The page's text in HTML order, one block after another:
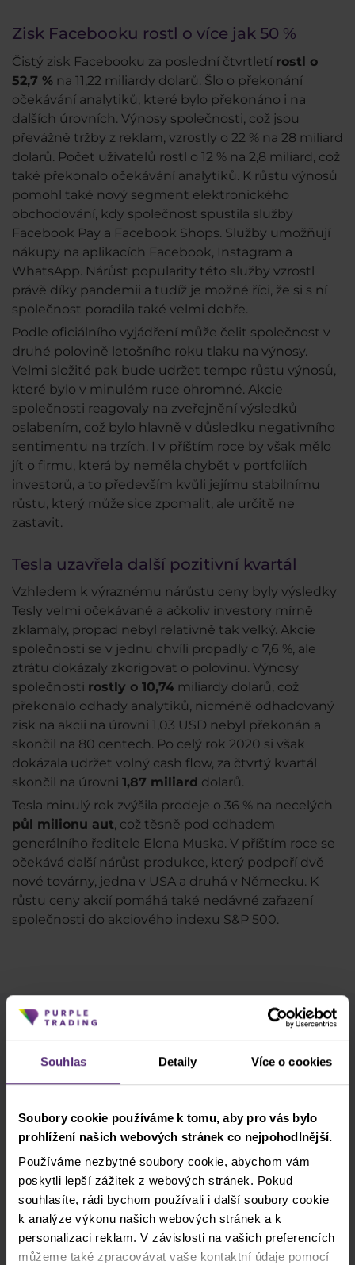
Souhlas Detaily Více o cookies
Soubory cookie používáme k tomu, aby pro vás bylo
prohlížení našich webových stránek co nejpohodlnější.
Používáme nezbytné soubory cookie, abychom vám
poskytli lepší zážitek z webových stránek. Pokud
souhlasíte, rádi bychom používali i další soubory cookie
k analýze výkonu našich webových stránek a k
personalizaci reklam. V závislosti na vašich preferencích
můžeme také zpracovávat vaše kontaktní údaje pomocí
Zisk Facebooku rostl o více jak 50 %
Čistý zisk Facebooku za poslední čtvrtletí rostl o
52,7 % na 11,22 miliardy dolarů. Šlo o překonání
očekávání analytiků, které bylo překonáno i na
dalších úrovních. Výnosy společnosti, což jsou
převážně tržby z reklam, vzrostly o 22 % na 28 miliard
dolarů. Počet uživatelů rostl o 12 % na 2,8 miliard, což
také překonalo očekávání analytiků. K růstu výnosů
pomohl také nový segment elektronického
obchodování, kdy společnost spustila služby
Facebook Pay a Facebook Shops. Služby umožňují
nákupy na aplikacích Facebook, Instagram a
WhatsApp. Nárůst popularity této služby vzrostl
právě díky pandemii a tudíž je možné říci, že si s ní
společnost poradila také velmi dobře.
Podle oficiálního vyjádření může čelit společnost v
druhé polovině letošního roku tlaku na výnosy.
Velmi složité pak bude udržet tempo růstu výnosů,
které bylo v minulém ruce ohromné. Akcie
společnosti reagovaly na zveřejnění výsledků
oslabením, což bylo hlavně v důsledku negativního
sentimentu na trzích. I v příštím roce by však mělo
jít o firmu, která by neměla chybět v portfoliích
investorů, a to především kvůli jejímu stabilnímu
růstu, který může sice zpomalit, ale určitě ne
zastavit.
Tesla uzavřela další pozitivní kvartál
Vzhledem k výraznému nárůstu ceny byly výsledky
Tesly velmi očekávané a ačkoliv investory mírně
zklamaly, propad nebyl relativně tak velký. Akcie
společnosti se v jednu chvíli propadly o 7,6 %, ale
ztrátu dokázaly zkorigovat o polovinu. Výnosy
společnosti rostly o 10,74 miliardy dolarů, což
překonalo odhady analytiků, nicméně odhadovaný
zisk na akcii na úrovni 1,03 USD nebyl překonán a
skončil na 80 centech. Po celý rok 2020 si však
dokázala udržet volný cash flow, za čtvrtý kvartál
skončil na úrovni 1,87 miliard dolarů.
Tesla minulý rok zvýšila prodeje o 36 % na necelých
půl milionu aut, což těsně pod odhadem
generálního ředitele Elona Muska. V příštím roce se
očekává další nárůst produkce, který podpoří dvě
nové továrny, jedna v USA a druhá v Německu. K
růstu ceny akcií pomáhá také nedávné zařazení
společnosti do akciového indexu S&P 500.
Odběr newsletteru
Co nového v Purple Trading, Market Shot,
podpultovky, tržní analýzy a články...
Odebírat
* Beru na vědomí a přijímám, že mé osobní údaje budou zpracovány v
souladu se
zásadami ochrany osobních údajů
, včetně marketingových
informace o pořizování audiovizuálních záznamů
, stejně jako
a zveřejnění rizik.